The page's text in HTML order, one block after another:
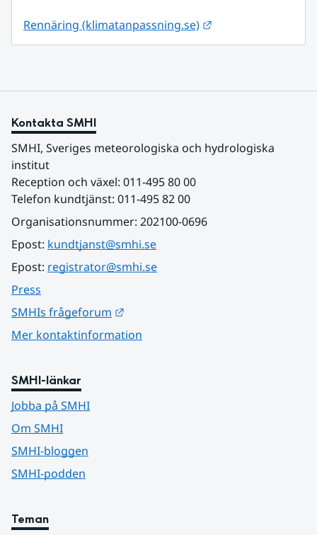
Rennäring (klimatanpassning.se)
Kontakta SMHI
SMHI, Sveriges meteorologiska och hydrologiska
institut
Reception och växel: 011-495 80 00
Telefon kundtjänst: 011-495 82 00
Organisationsnummer: 202100-0696
Epost: kundtjanst@smhi.se
Epost: registrator@smhi.se
Press
SMHIs frågeforum
Mer kontaktinformation
SMHI-länkar
Jobba på SMHI
Om SMHI
SMHI-bloggen
SMHI-podden
Teman